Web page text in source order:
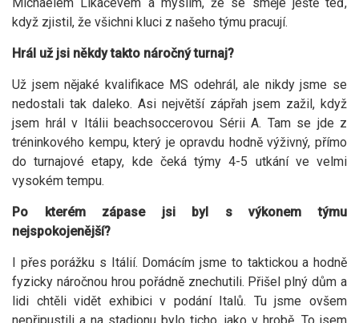
když zjistil, že všichni kluci z našeho týmu pracují.
Hrál už jsi někdy takto náročný turnaj?
Už jsem nějaké kvalifikace MS odehrál, ale nikdy jsme se
nedostali tak daleko. Asi největší zápřah jsem zažil, když
jsem hrál v Itálii beachsoccerovou Sérii A. Tam se jde z
tréninkového kempu, který je opravdu hodně výživný, přímo
do turnajové etapy, kde čeká týmy 4-5 utkání ve velmi
vysokém tempu.
Po kterém zápase jsi byl s výkonem týmu
nejspokojenější?
I přes porážku s Itálií. Domácím jsme to taktickou a hodně
fyzicky náročnou hrou pořádně znechutili. Přišel plný dům a
lidi chtěli vidět exhibici v podání Italů. Tu jsme ovšem
nepřipustili a na stadionu bylo ticho, jako v hrobě. To jsem